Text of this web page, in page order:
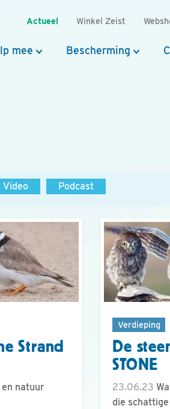
Actueel Winkel Zeist
mee Bescherming
Video Podcast
Strand
en natuur
Verdieping
De
STONE
23.06.23
die